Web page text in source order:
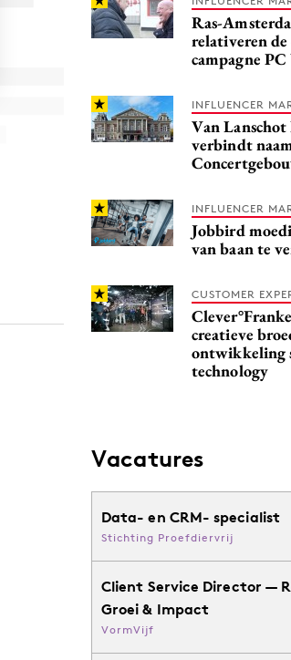
Ras-
relativeren
campagne
INFLUENCER
Van
verbindt
INFLUENCER
Jobbird
van baan te
CUSTOMER
creatieve
ontwikkeling
technology
Vacatures
Data- en CRM- specialist
Stichting Proefdiervrij
Client Service Director —
Groei & Impact
VormVijf